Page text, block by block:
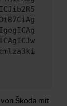
Škoda mit